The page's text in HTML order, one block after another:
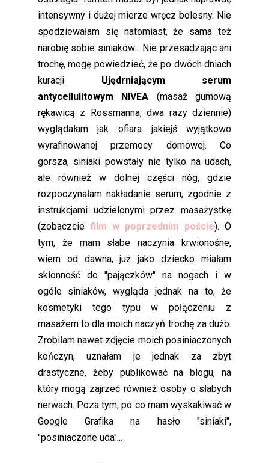
intensywny i dużej mierze wręcz bolesny. Nie
spodziewałam się natomiast, że sama też
narobię sobie siniaków... Nie przesadzając ani
trochę, mogę powiedzieć, że po dwóch dniach
kuracji Ujędrniającym serum
antycellulitowym NIVEA (masaż gumową
rękawicą z Rossmanna, dwa razy dziennie)
wyglądałam jak ofiara jakiejś wyjątkowo
wyrafinowanej przemocy domowej. Co
gorsza, siniaki powstały nie tylko na udach,
ale również w dolnej części nóg, gdzie
rozpoczynałam nakładanie serum, zgodnie z
instrukcjami udzielonymi przez masażystkę
(zobaczcie film w poprzednim poście). O
tym, że mam słabe naczynia krwionośne,
wiem od dawna, już jako dziecko miałam
skłonność do "pajączków" na nogach i w
ogóle siniaków, wygląda jednak na to, że
kosmetyki tego typu w połączeniu z
masażem to dla moich naczyń trochę za dużo.
Zrobiłam nawet zdjęcie moich posiniaczonych
kończyn, uznałam je jednak za zbyt
drastyczne, żeby publikować na blogu, na
który mogą zajrzeć również osoby o słabych
nerwach. Poza tym, po co mam wyskakiwać w
Google Grafika na hasło "siniaki",
"posiniaczone uda"...